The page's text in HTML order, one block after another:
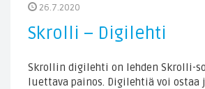
26.7.2020
Skrolli – Digilehti
Skrollin digilehti on lehden Skrolli-
luettava painos. Digilehtiä voi